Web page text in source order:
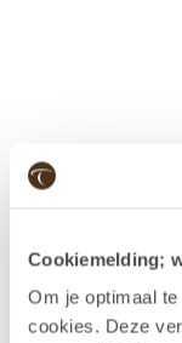
Cookiemelding;
Om je optimaal
cookies. Deze